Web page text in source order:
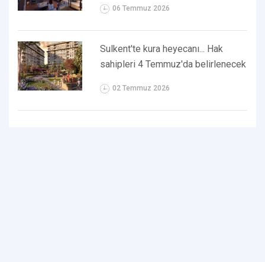
06 Temmuz 2026
Sulkent'te kura heyecanı... Hak
sahipleri 4 Temmuz'da belirlenecek
02 Temmuz 2026